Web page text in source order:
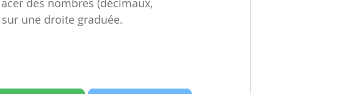
une droite graduée.